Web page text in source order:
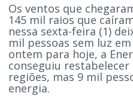
Os ventos que
145 mil raios que
nessa sexta-feira (1)
mil pessoas sem luz
ontem para hoje, a
conseguiu
regiões, mas 9 mil
energia.